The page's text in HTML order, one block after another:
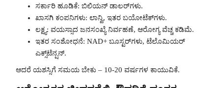
ಸರ್ಕಾರಿ ಹೂಡಿಕೆ: ಬಿಲಿಯನ್ ಡಾಲರ್‌ಗಳು.
ಖಾಸಗಿ ಕಂಪನಿಗಳು: ಲಾನ್ವಿ, ಇತರ ಬಯೋಟೆಕ್‌ಗಳು.
ಲಕ್ಷ್ಯ: ವಯಸ್ಸಾದ ಜನಸಂಖ್ಯೆ ನಿರ್ವಹಣೆ, ಆರೋಗ್ಯ ವೆಚ್ಚ ಕಡಿಮೆ.
ಇತರ ಸಂಶೋಧನೆ: NAD+ ಬೂಸ್ಟರ್‌ಗಳು, ಟೆಲೊಮಿಯರ್
ಎಕ್ಸ್‌ಟೆನ್ಷನ್.
ಆದರೆ ಯಶಸ್ಸಿಗೆ ಸಮಯ ಬೇಕು – 10-20 ವರ್ಷಗಳ ಕಾಯುವಿಕೆ.